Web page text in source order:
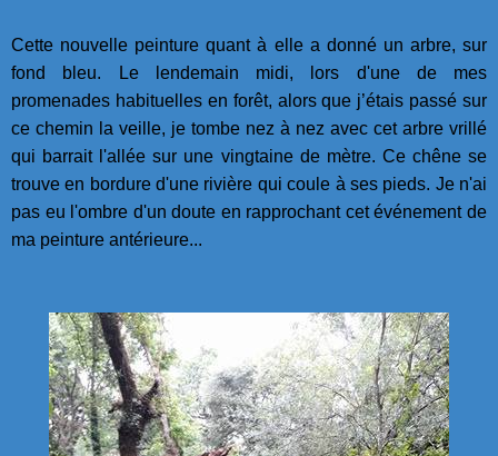
Cette nouvelle peinture quant à elle a donné un arbre, sur
fond bleu. Le lendemain midi, lors d'une de mes
promenades habituelles en forêt, alors que j’étais passé sur
ce chemin la veille, je tombe nez à nez avec cet arbre vrillé
qui barrait l'allée sur une vingtaine de mètre. Ce chêne se
trouve en bordure d'une rivière qui coule à ses pieds. Je n'ai
pas eu l'ombre d'un doute en rapprochant cet événement de
ma peinture antérieure...